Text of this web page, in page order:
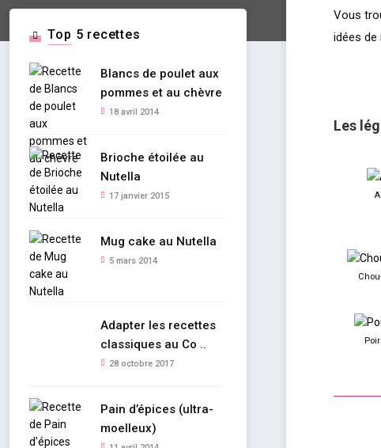
Vous
idées de
Les
Top 5 recettes
Blancs de poulet aux
pommes et au chèvre
18 avril 2014
Brioche étoilée au
Nutella
17 janvier 2015
Mug cake au Nutella
5 mars 2014
Adapter les recettes
classiques au Co ..
28 octobre 2017
Pain d’épices (ultra-
moelleux)